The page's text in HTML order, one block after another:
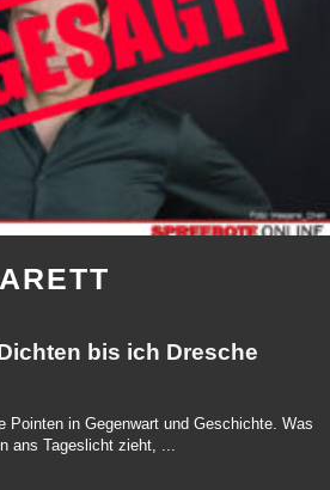
bis ich Dresche
Pointen in Gegenwart und Geschichte. Was
ans Tageslicht zieht, ...